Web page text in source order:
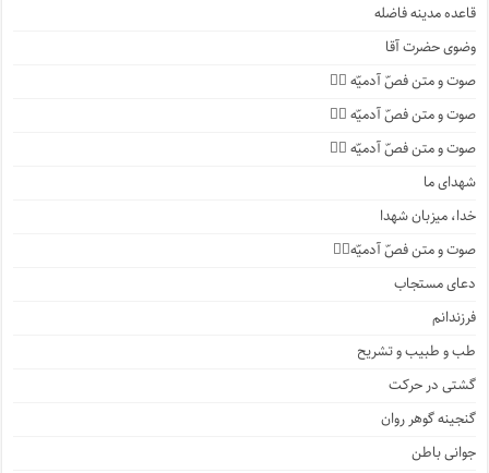
قاعده مدینه فاضله
وضوی حضرت آقا
صوت و متن فصّ آدمیّه ۴️⃣
صوت و متن فصّ آدمیّه ۳️⃣
صوت و متن فصّ آدمیّه ۲️⃣
شهدای ما
خدا، میزبان شهدا
صوت و متن فصّ آدمیّه۱️⃣
دعای مستجاب
فرزندانم
طب و طبیب و تشریح
گشتی در حرکت
گنجینه گوهر روان
جوانی باطن